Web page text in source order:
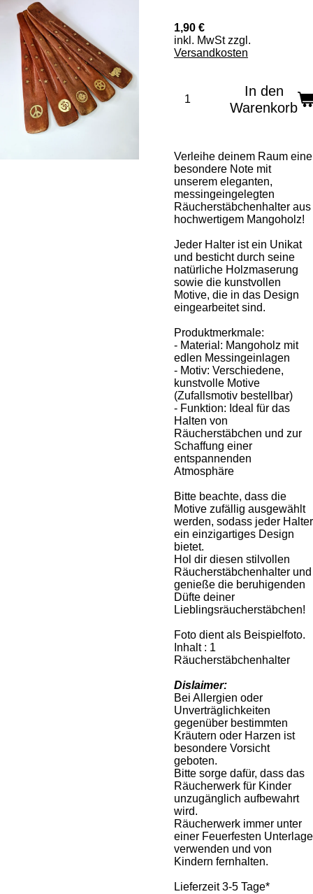
1,90 €
inkl. MwSt zzgl.
Versandkosten
In den
Warenkorb
Verleihe deinem Raum eine
besondere Note mit
unserem eleganten,
messingeingelegten
Räucherstäbchenhalter aus
hochwertigem Mangoholz!
Jeder Halter ist ein Unikat
und besticht durch seine
natürliche Holzmaserung
sowie die kunstvollen
Motive, die in das Design
eingearbeitet sind.
Produktmerkmale:
- Material: Mangoholz mit
edlen Messingeinlagen
- Motiv: Verschiedene,
kunstvolle Motive
(Zufallsmotiv bestellbar)
- Funktion: Ideal für das
Halten von
Räucherstäbchen und zur
Schaffung einer
entspannenden
Atmosphäre
Bitte beachte, dass die
Motive zufällig ausgewählt
werden, sodass jeder Halter
ein einzigartiges Design
bietet.
Hol dir diesen stilvollen
Räucherstäbchenhalter und
genieße die beruhigenden
Düfte deiner
Lieblingsräucherstäbchen!
Foto dient als Beispielfoto.
Inhalt : 1
Räucherstäbchenhalter
Dislaimer:
Bei Allergien oder
Unverträglichkeiten
gegenüber bestimmten
Kräutern oder Harzen ist
besondere Vorsicht
geboten.
Bitte sorge dafür, dass das
Räucherwerk für Kinder
unzugänglich aufbewahrt
wird.
Räucherwerk immer unter
einer Feuerfesten Unterlage
verwenden und von
Kindern fernhalten.
Lieferzeit 3-5 Tage*